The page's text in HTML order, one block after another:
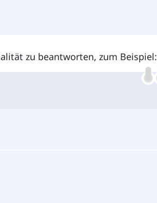
zu beantworten, zum Beispiel: